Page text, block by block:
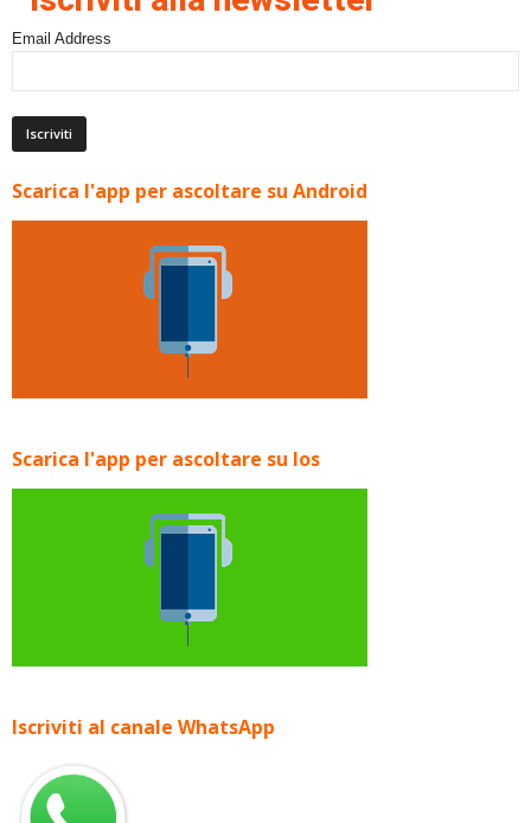
Email Address
Scarica l'app per ascoltare su Android
Scarica l'app per ascoltare su Ios
Iscriviti al canale WhatsApp